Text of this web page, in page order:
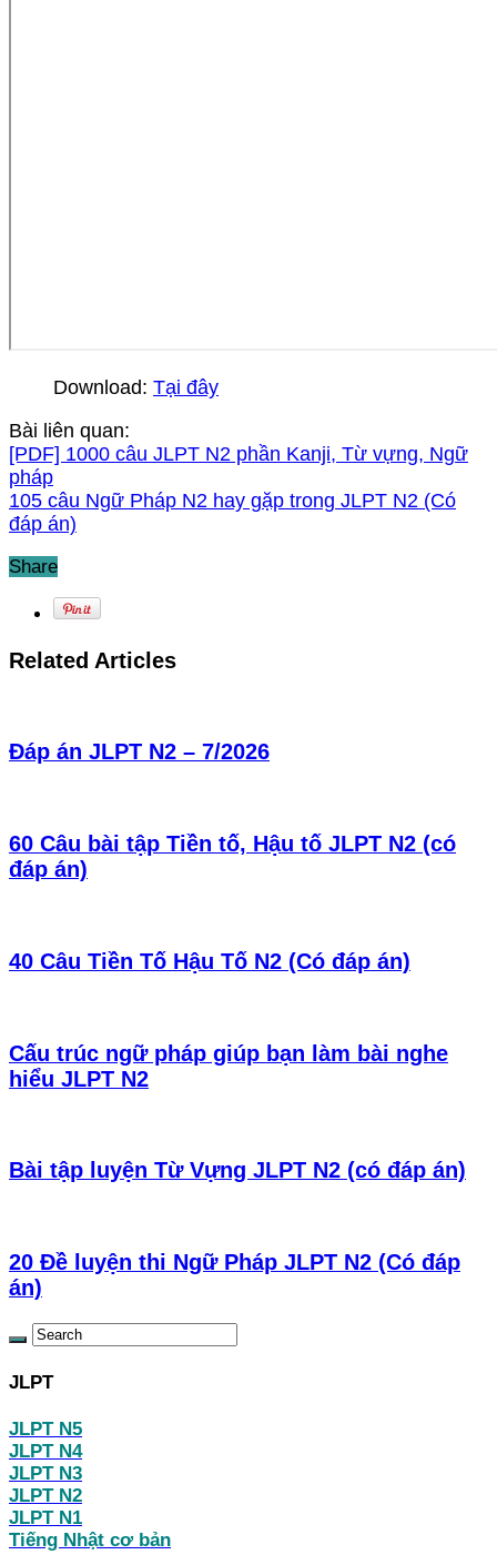
Download: Tại đây
Bài liên quan:
[PDF] 1000 câu JLPT N2 phần Kanji, Từ vựng, Ngữ
pháp
105 câu Ngữ Pháp N2 hay gặp trong JLPT N2 (Có
đáp án)
Share
Related Articles
Đáp án JLPT N2 – 7/2026
60 Câu bài tập Tiền tố, Hậu tố JLPT N2 (có
đáp án)
40 Câu Tiền Tố Hậu Tố N2 (Có đáp án)
Cấu trúc ngữ pháp giúp bạn làm bài nghe
hiểu JLPT N2
Bài tập luyện Từ Vựng JLPT N2 (có đáp án)
20 Đề luyện thi Ngữ Pháp JLPT N2 (Có đáp
án)
JLPT
JLPT N5
JLPT N4
JLPT N3
JLPT N2
JLPT N1
Tiếng Nhật cơ bản